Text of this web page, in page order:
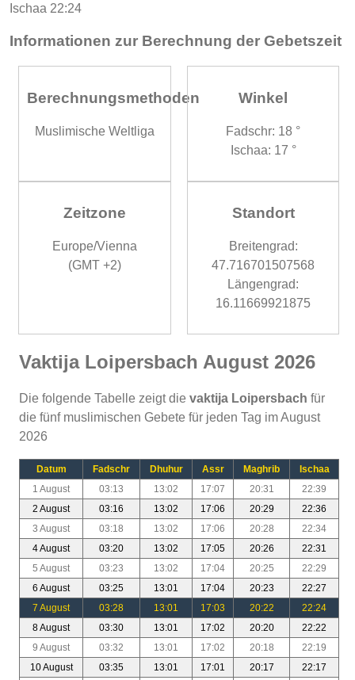
Ischaa 22:24
Informationen zur Berechnung der Gebetszeit
Berechnungsmethoden
Muslimische Weltliga
Winkel
Fadschr: 18 °
Ischaa: 17 °
Zeitzone
Europe/Vienna
(GMT +2)
Standort
Breitengrad:
47.716701507568
Längengrad:
16.11669921875
Vaktija Loipersbach August 2026
Die folgende Tabelle zeigt die vaktija Loipersbach für
die fünf muslimischen Gebete für jeden Tag im August
2026
Datum Fadschr Dhuhur Assr Maghrib
Ischaa
1 August
03:13 13:02 17:07 20:31
22:39
2 August
03:16 13:02 17:06 20:29
22:36
3 August
03:18 13:02 17:06 20:28
22:34
4 August
03:20 13:02 17:05 20:26
22:31
5 August
03:23 13:02 17:04 20:25
22:29
6 August
03:25 13:01 17:04 20:23
22:27
7 August
03:28 13:01 17:03 20:22
22:24
8 August
03:30 13:01 17:02 20:20
22:22
9 August
03:32 13:01 17:02 20:18
22:19
10 August
03:35 13:01 17:01 20:17
22:17